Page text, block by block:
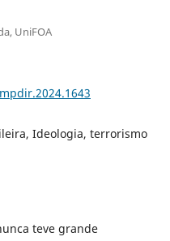
UniFOA
Ideologia, terrorismo
teve grande